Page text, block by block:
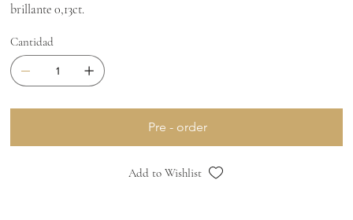
brillante 0,13ct.
Cantidad
Pre - order
Add to Wishlist